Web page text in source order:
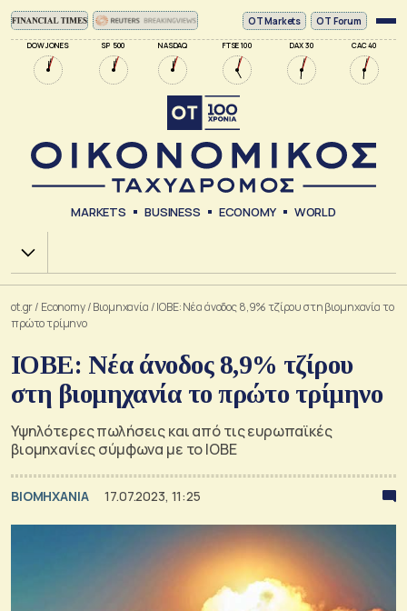
DOW JONES SP 500 NASDAQ FTSE 100 DAX 30 CAC 40
ΟΤ Markets OT Forum
MARKETS BUSINESS ECONOMY WORLD
Χ.Α.
ot.gr/ Economy/Βιομηχανία /ΙΟΒΕ: Νέα άνοδος 8,9% τζίρου στη βιομηχανία το
πρώτο τρίμηνο
ΙΟΒΕ: Νέα άνοδος 8,9% τζίρου
στη βιομηχανία το πρώτο τρίμηνο
Υψηλότερες πωλήσεις και από τις ευρωπαϊκές
βιομηχανίες σύμφωνα με το ΙΟΒΕ
ΒΙΟΜΗΧΑΝΙΑ 17.07.2023, 11:25